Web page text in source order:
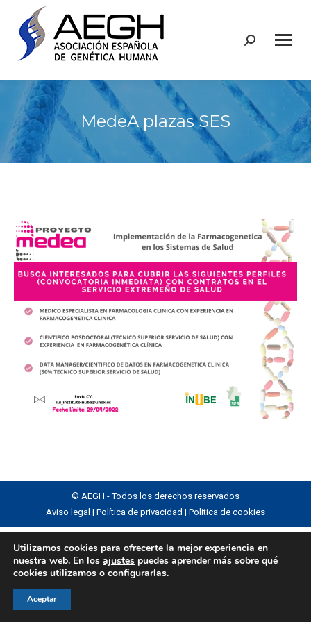
Buscar:
MedeA plazas SES
© AEGH - Todos los derechos reservados
Aviso legal | Política de privacidad | Politica de cookies
Utilizamos cookies para ofrecerte la mejor experiencia en
nuestra web. En los ajustes puedes aprender más sobre qué
cookies utilizamos o configurarlas.
Aceptar